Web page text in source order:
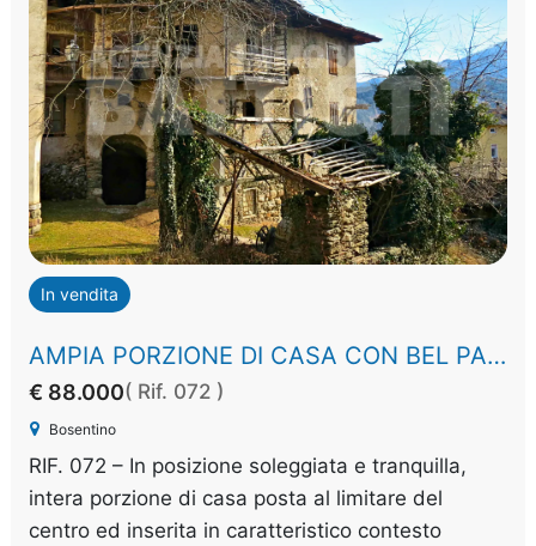
In vendita
AMPIA PORZIONE DI CASA CON BEL PANORAMA
€ 88.000( Rif. 072 )
Bosentino
RIF. 072 – In posizione soleggiata e tranquilla,
intera porzione di casa posta al limitare del
centro ed inserita in caratteristico contesto